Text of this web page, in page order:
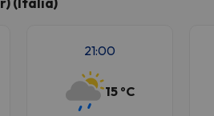
21:00
15 ºC